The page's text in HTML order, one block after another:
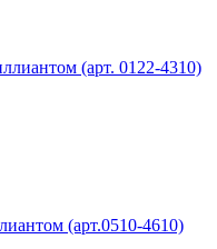
(арт. 0122-4310)
(арт.0510-4610)